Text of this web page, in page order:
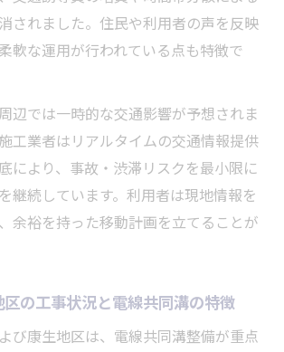
されました。住民や利用者の声を反映
軟な運用が行われている点も特徴で
辺では一時的な交通影響が予想されま
工業者はリアルタイムの交通情報提供
により、事故・渋滞リスクを最小限に
継続しています。利用者は現地情報を
余裕を持った移動計画を立てることが
の工事状況と電線共同溝の特徴
び康生地区は、電線共同溝整備が重点